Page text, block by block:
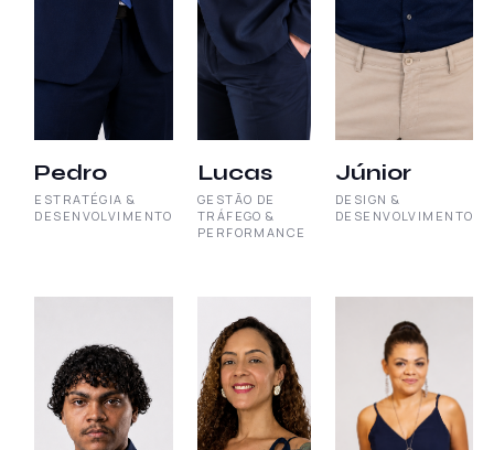
Pedro
ESTRATÉGIA &
DESENVOLVIMENTO
Lucas
GESTÃO DE
TRÁFEGO &
PERFORMANCE
Júnior
DESIGN &
DESENVOLVIMENTO